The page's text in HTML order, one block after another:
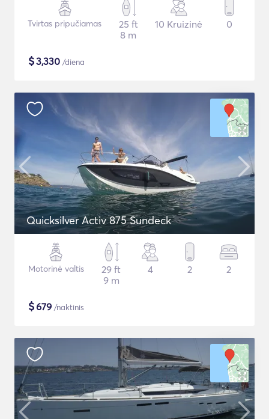
Tvirtas pripučiamas
25 ft
8 m
10 Kruizinė 0
$3,330 /diena
Quicksilver Activ 875 Sundeck
Motorinė valtis
29 ft
9 m
4 2 2
$679 /naktinis